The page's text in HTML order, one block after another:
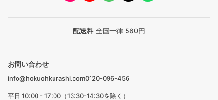
配送料 全国一律 580円
お問い合わせ
info@hokuohkurashi.com0120-096-456
平日 10:00 - 17:00（13:30-14:30を除く）